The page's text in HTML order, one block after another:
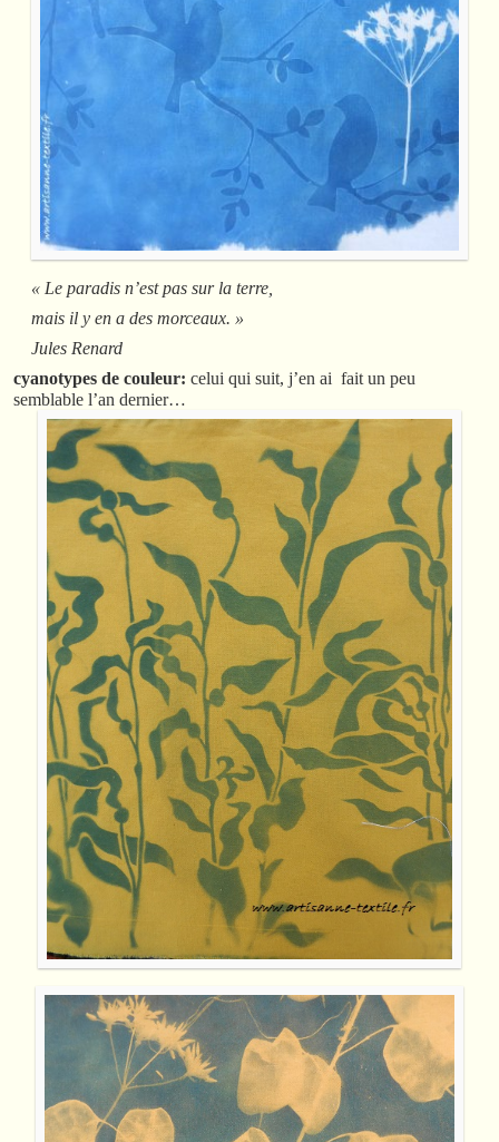
« Le paradis n’est pas sur la terre,
mais il y en a des morceaux. »
Jules Renard
cyanotypes de couleur: celui qui suit, j’en ai fait un peu
semblable l’an dernier…